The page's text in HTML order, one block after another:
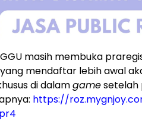
masih membuka
mendaftar lebih awal
di dalamgamesetelah
https://